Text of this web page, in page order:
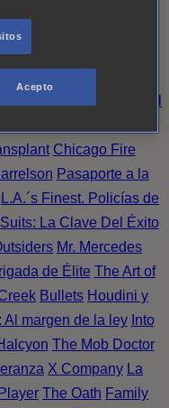
de Cuentas
Chicago Fire
Pasaporte a la
L.A.´s Finest. Policías de
Suits: La Clave Del Éxito
Mr. Mercedes
de Élite The Art of
Bullets Houdini y
Al margen de la ley Into
The Mob Doctor
X Company La
The Oath Family
Acepto